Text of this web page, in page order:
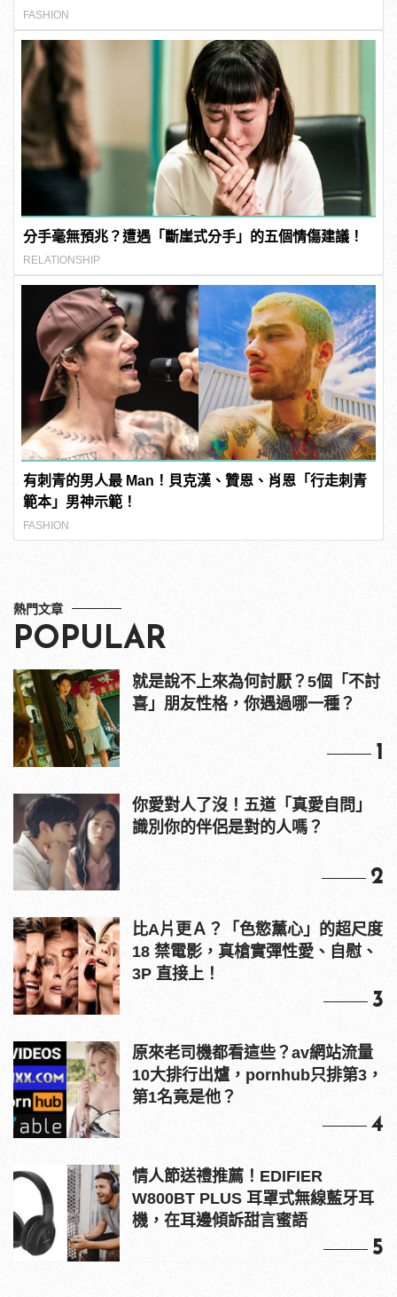
FASHION
分手毫無預兆？遭遇「斷崖式分手」的五個情傷建議！
RELATIONSHIP
有刺青的男人最 Man！貝克漢、贊恩、肖恩「行走刺青
範本」男神示範！
FASHION
熱門文章
POPULAR
就是說不上來為何討厭？5個「不討
喜」朋友性格，你遇過哪一種？
1
你愛對人了沒！五道「真愛自問」
識別你的伴侶是對的人嗎？
2
比A片更Ａ？「色慾薰心」的超尺度
18 禁電影，真槍實彈性愛、自慰、
3P 直接上！
3
原來老司機都看這些？av網站流量
10大排行出爐，pornhub只排第3，
第1名竟是他？
4
情人節送禮推薦！EDIFIER
W800BT PLUS 耳罩式無線藍牙耳
機，在耳邊傾訴甜言蜜語
5